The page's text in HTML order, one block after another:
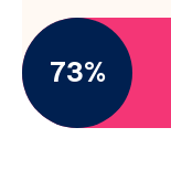
73%